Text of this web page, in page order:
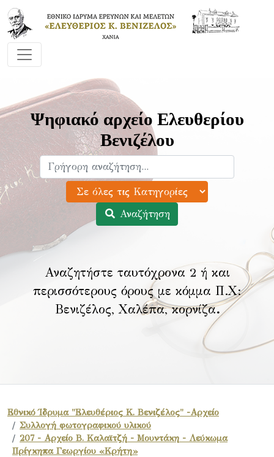
Ψηφιακό αρχείο Ελευθερίου
Βενιζέλου
Αναζήτηση
Αναζητήστε ταυτόχρονα 2 ή και
περισσότερους όρους με κόμμα Π.Χ:
Βενιζέλος, Χαλέπα, κορνίζα.
Εθνικό Ίδρυμα "Ελευθέριος Κ. Βενιζέλος" -Αρχείο
Συλλογή φωτογραφικού υλικού
207 - Αρχείο Β. Καλαϊτζή - Μουντάκη - Λεύκωμα
Πρίγκηπα Γεωργίου «Κρήτη»